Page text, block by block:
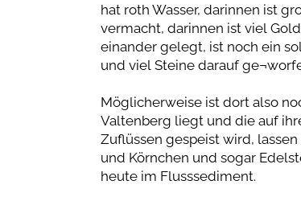
hat roth Wasser, darinnen ist
vermacht, darinnen ist viel
einander gelegt, ist noch ein
und viel Steine darauf
Möglicherweise ist dort also
Valtenberg liegt und die auf
Zuflüssen gespeist wird,
und Körnchen und sogar
heute im Flusssediment.